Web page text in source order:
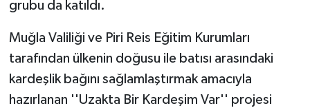
grubu da katıldı.
Muğla Valiliği ve Piri Reis Eğitim Kurumları
tarafından ülkenin doğusu ile batısı arasındaki
kardeşlik bağını sağlamlaştırmak amacıyla
hazırlanan ''Uzakta Bir Kardeşim Var'' projesi